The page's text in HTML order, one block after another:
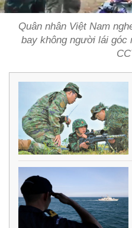
Quân nhân Việt Nam
bay không người lái góc